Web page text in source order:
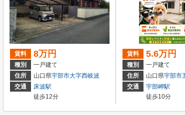
賃料 8万円
種別
一戸建て
住所
山口県宇部市大字西岐波
交通
床波駅
徒歩12分
賃料 5.6万円
種別
一戸建て
住所
山口県宇部市
交通
宇部岬駅
徒歩10分